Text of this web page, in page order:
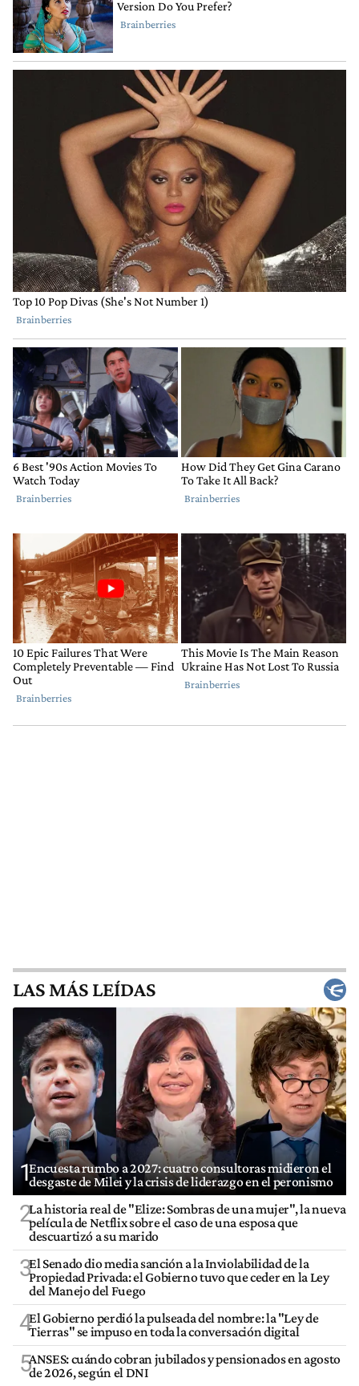
LAS MÁS LEÍDAS
1Encuesta rumbo a 2027: cuatro consultoras midieron el
desgaste de Milei y la crisis de liderazgo en el peronismo
2La historia real de "Elize: Sombras de una mujer", la nueva
película de Netflix sobre el caso de una esposa que
descuartizó a su marido
3El Senado dio media sanción a la Inviolabilidad de la
Propiedad Privada: el Gobierno tuvo que ceder en la Ley
del Manejo del Fuego
4El Gobierno perdió la pulseada del nombre: la "Ley de
Tierras" se impuso en toda la conversación digital
5ANSES: cuándo cobran jubilados y pensionados en agosto
de 2026, según el DNI